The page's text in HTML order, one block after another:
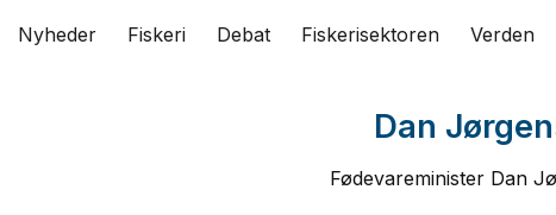
Nyheder Fiskeri Debat Fiskerisektoren Verden
Dan
Fødevareminister Dan